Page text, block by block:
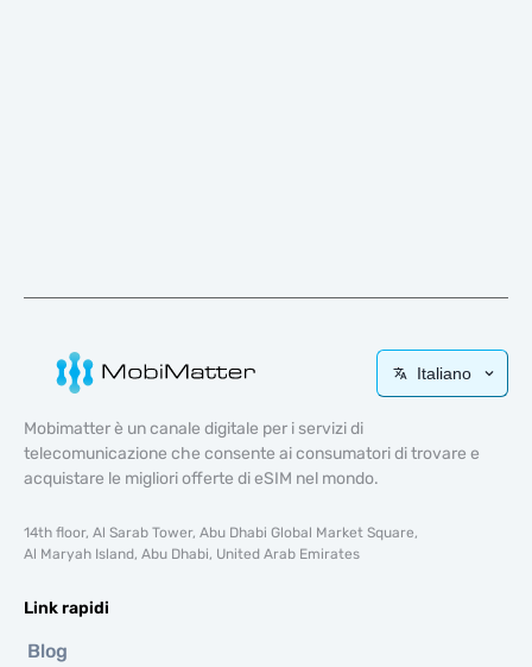
Italiano
Mobimatter è un canale digitale per i servizi di
telecomunicazione che consente ai consumatori di trovare e
acquistare le migliori offerte di eSIM nel mondo.
14th floor, Al Sarab Tower, Abu Dhabi Global Market Square,
Al Maryah Island, Abu Dhabi, United Arab Emirates
Link rapidi
Blog